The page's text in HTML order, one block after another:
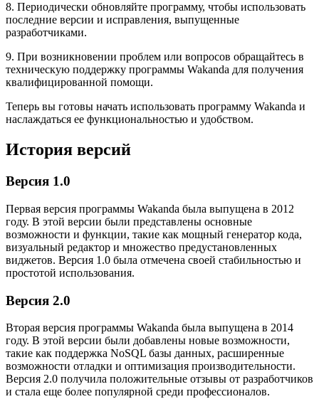
8. Периодически обновляйте программу, чтобы использовать
последние версии и исправления, выпущенные
разработчиками.
9. При возникновении проблем или вопросов обращайтесь в
техническую поддержку программы Wakanda для получения
квалифицированной помощи.
Теперь вы готовы начать использовать программу Wakanda и
наслаждаться ее функциональностью и удобством.
История версий
Версия 1.0
Первая версия программы Wakanda была выпущена в 2012
году. В этой версии были представлены основные
возможности и функции, такие как мощный генератор кода,
визуальный редактор и множество предустановленных
виджетов. Версия 1.0 была отмечена своей стабильностью и
простотой использования.
Версия 2.0
Вторая версия программы Wakanda была выпущена в 2014
году. В этой версии были добавлены новые возможности,
такие как поддержка NoSQL базы данных, расширенные
возможности отладки и оптимизация производительности.
Версия 2.0 получила положительные отзывы от разработчиков
и стала еще более популярной среди профессионалов.